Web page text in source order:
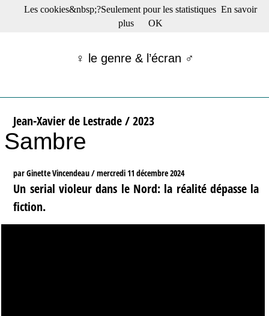
☰ Menu
Films récents
Tribunes
Bloc-notes
Archives
S’abonner à la Lettre !
♀ le genre & l’écran ♂
Jean-Xavier de Lestrade / 2023
Sambre
par Ginette Vincendeau /mercredi 11 décembre 2024
Un serial violeur dans le Nord: la réalité dépasse la
fiction.
Les cookies&nbsp;?Seulement pour les statistiques En savoir
plus
OK